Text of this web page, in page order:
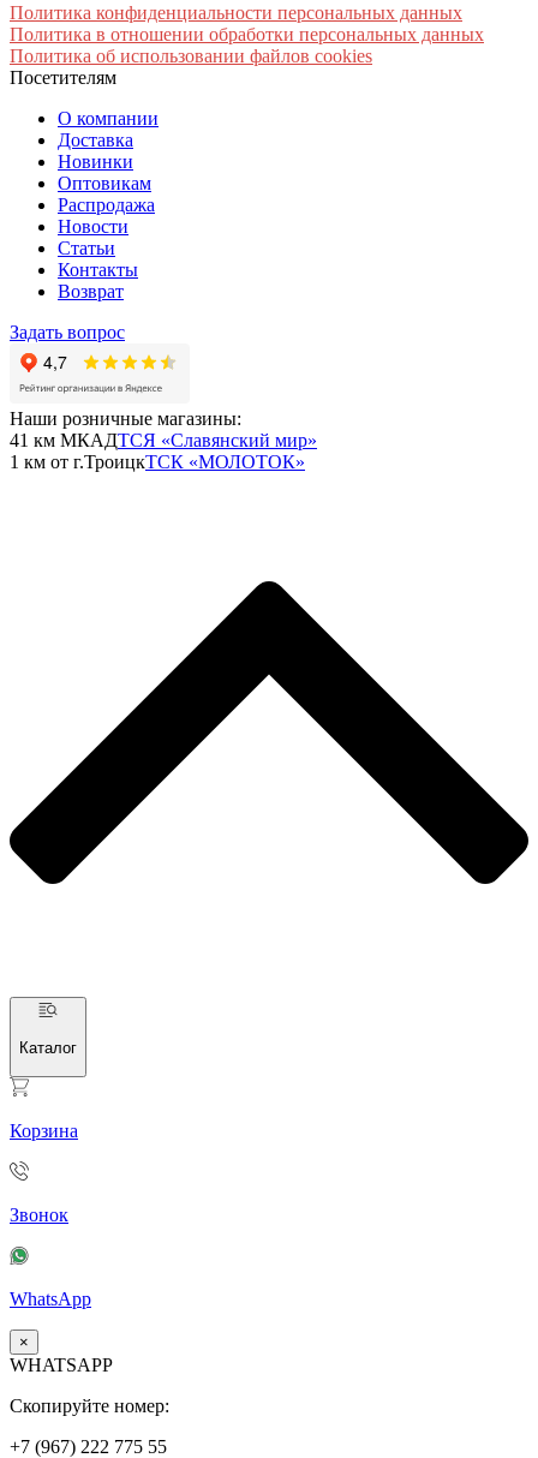
Политика конфиденциальности персональных данных
Политика в отношении обработки персональных данных
Политика об использовании файлов cookies
Посетителям
О компании
Доставка
Новинки
Оптовикам
Распродажа
Новости
Статьи
Контакты
Возврат
Задать вопрос
Наши розничные магазины:
41 км МКАДТСЯ «Славянский мир»
1 км от г.ТроицкТСК «МОЛОТОК»
Каталог
Корзина
Звонок
WhatsApp
×
WHATSAPP
Скопируйте номер:
+7 (967) 222 775 55